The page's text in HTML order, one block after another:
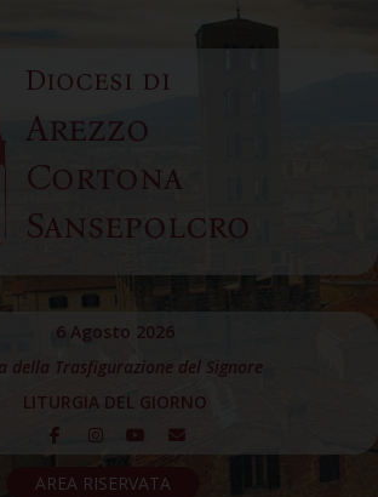
Diocesi di
Arezzo
Cortona
Sansepolcro
6 Agosto 2026
della Trasfigurazione del Signore
LITURGIA DEL GIORNO
AREA RISERVATA